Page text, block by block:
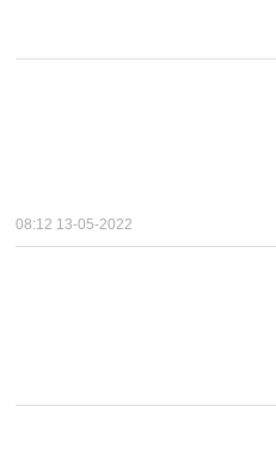
08:12 13-05-2022